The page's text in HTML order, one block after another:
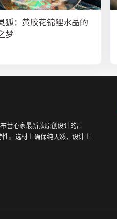
狐：黄胶花锦鲤水晶的
梦
菩心家最新款原创设计的晶
。选材上确保纯天然，设计上